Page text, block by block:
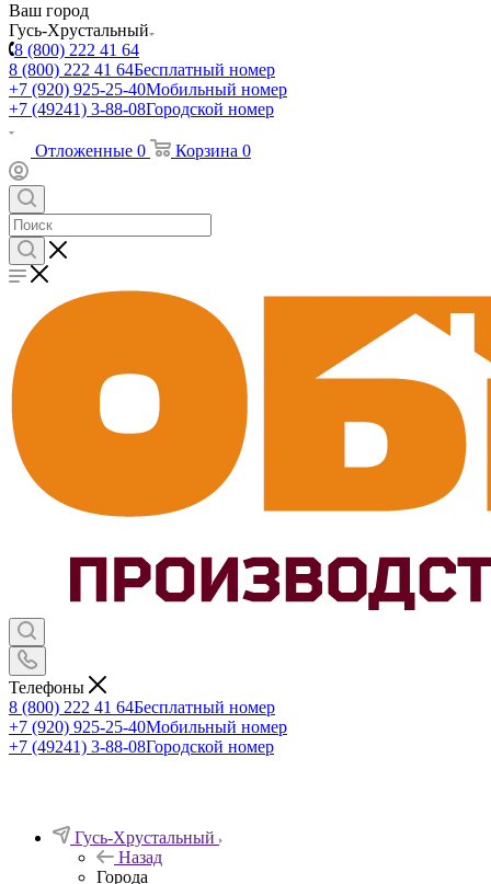
Ваш город
Гусь-Хрустальный
8 (800) 222 41 64
8 (800) 222 41 64Бесплатный номер
+7 (920) 925-25-40Мобильный номер
+7 (49241) 3-88-08Городской номер
Отложенные 0 Корзина 0
Телефоны
8 (800) 222 41 64Бесплатный номер
+7 (920) 925-25-40Мобильный номер
+7 (49241) 3-88-08Городской номер
Гусь-Хрустальный
Назад
Города